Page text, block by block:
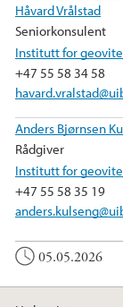
Håvard Vrålstad
Seniorkonsulent
Institutt for
+47 55 58 34 58
Anders Bjørnsen
Rådgiver
Institutt for
+47 55 58 35 19
05.05.2026